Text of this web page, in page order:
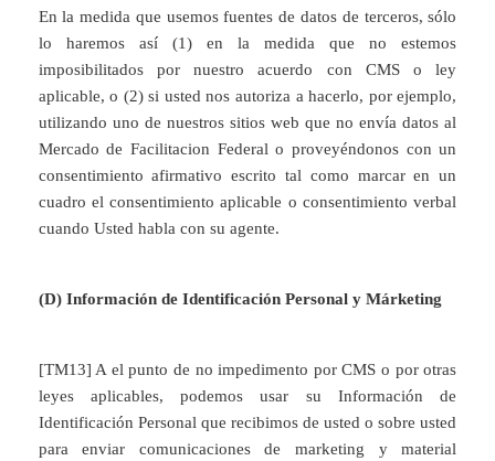
En la medida que usemos fuentes de datos de terceros, sólo
lo haremos así (1) en la medida que no estemos
imposibilitados por nuestro acuerdo con CMS o ley
aplicable, o (2) si usted nos autoriza a hacerlo, por ejemplo,
utilizando uno de nuestros sitios web que no envía datos al
Mercado de Facilitacion Federal o proveyéndonos con un
consentimiento afirmativo escrito tal como marcar en un
cuadro el consentimiento aplicable o consentimiento verbal
cuando Usted habla con su agente.
(D) Información de Identificación Personal y Márketing
[TM13] A el punto de no impedimento por CMS o por otras
leyes aplicables, podemos usar su Información de
Identificación Personal que recibimos de usted o sobre usted
para enviar comunicaciones de marketing y material